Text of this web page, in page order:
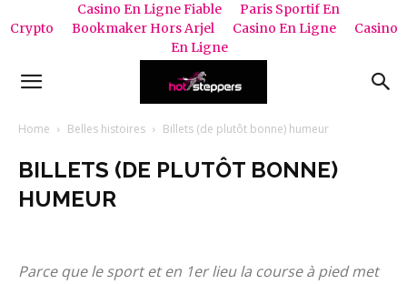
Casino En Ligne Fiable
Paris Sportif En
Crypto
Bookmaker Hors Arjel Casino En Ligne
Casino
En Ligne
HOTSTEPPERS
Home Belles histoires Billets (de plutôt bonne) humeur
BILLETS (DE PLUTÔT BONNE)
HUMEUR
Parce que le sport et en 1er lieu la course à pied met